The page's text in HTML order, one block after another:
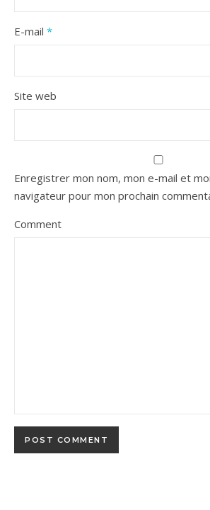
E-mail *
Site web
Enregistrer mon nom, mon e-mail et
navigateur pour mon prochain
Comment